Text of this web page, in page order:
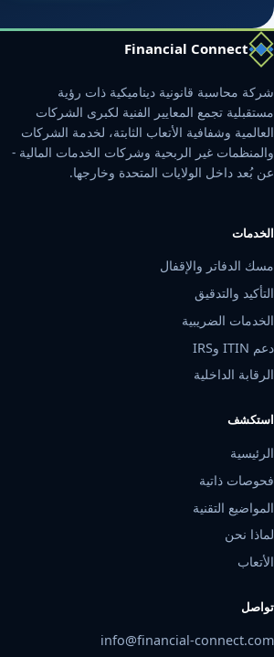
Financial Connect
شركة محاسبة قانونية ديناميكية ذات رؤية
مستقبلية تجمع المعايير الفنية لكبرى الشركات
العالمية وشفافية الأتعاب الثابتة، لخدمة الشركات
والمنظمات غير الربحية وشركات الخدمات المالية -
عن بُعد داخل الولايات المتحدة وخارجها.
الخدمات
مسك الدفاتر والإقفال
التأكيد والتدقيق
الخدمات الضريبية
دعم ITIN وIRS
الرقابة الداخلية
استكشف
الرئيسية
فحوصات ذاتية
المواضيع التقنية
لماذا نحن
الأتعاب
تواصل
info@financial-connect.com